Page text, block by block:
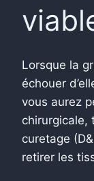
Lorsque la
échouer
vous aurez
chirurgicale,
curetage
retirer les